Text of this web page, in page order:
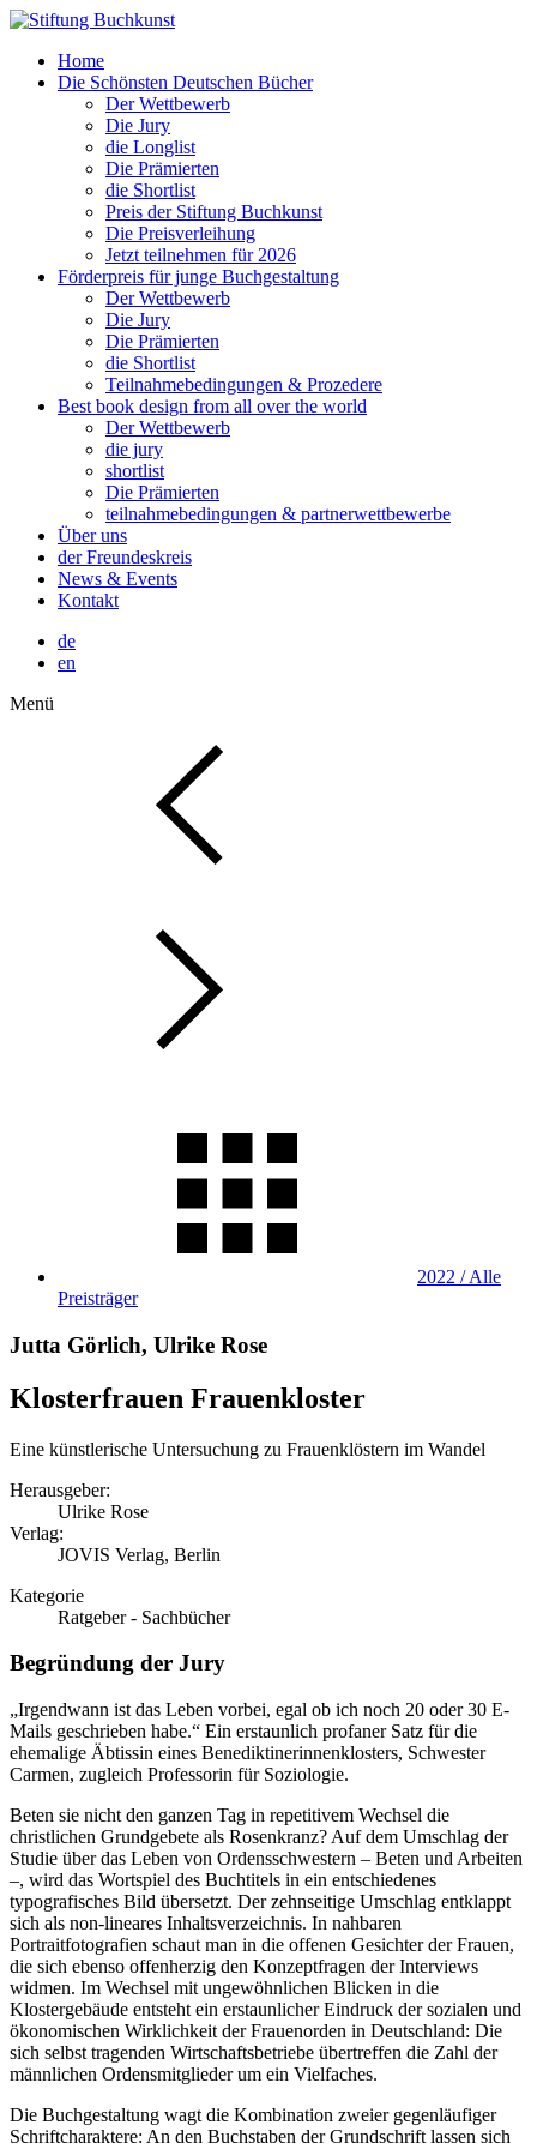
Home
Die Schönsten Deutschen Bücher
Der Wettbewerb
Die Jury
die Longlist
Die Prämierten
die Shortlist
Preis der Stiftung Buchkunst
Die Preisverleihung
Jetzt teilnehmen für 2026
Förderpreis für junge Buchgestaltung
Der Wettbewerb
Die Jury
Die Prämierten
die Shortlist
Teilnahmebedingungen & Prozedere
Best book design from all over the world
Der Wettbewerb
die jury
shortlist
Die Prämierten
teilnahmebedingungen & partnerwettbewerbe
Über uns
der Freundeskreis
News & Events
Kontakt
de
en
Menü
2022 / Alle
Preisträger
Jutta Görlich, Ulrike Rose
Klosterfrauen Frauenkloster
Eine künstlerische Untersuchung zu Frauenklöstern im Wandel
Herausgeber:
Ulrike Rose
Verlag:
JOVIS Verlag, Berlin
Kategorie
Ratgeber - Sachbücher
Begründung der Jury
„Irgendwann ist das Leben vorbei, egal ob ich noch 20 oder 30 E-
Mails geschrieben habe.“ Ein erstaunlich profaner Satz für die
ehemalige Äbtissin eines Benediktinerinnenklosters, Schwester
Carmen, zugleich Professorin für Soziologie.
Beten sie nicht den ganzen Tag in repetitivem Wechsel die
christlichen Grundgebete als Rosenkranz? Auf dem Umschlag der
Studie über das Leben von Ordensschwestern – Beten und Arbeiten
–, wird das Wortspiel des Buchtitels in ein entschiedenes
typografisches Bild übersetzt. Der zehnseitige Umschlag entklappt
sich als non-lineares Inhaltsverzeichnis. In nahbaren
Portraitfotografien schaut man in die offenen Gesichter der Frauen,
die sich ebenso offenherzig den Konzeptfragen der Interviews
widmen. Im Wechsel mit ungewöhnlichen Blicken in die
Klostergebäude entsteht ein erstaunlicher Eindruck der sozialen und
ökonomischen Wirklichkeit der Frauenorden in Deutschland: Die
sich selbst tragenden Wirtschaftsbetriebe übertreffen die Zahl der
männlichen Ordensmitglieder um ein Vielfaches.
Die Buchgestaltung wagt die Kombination zweier gegenläufiger
Schriftcharaktere: An den Buchstaben der Grundschrift lassen sich